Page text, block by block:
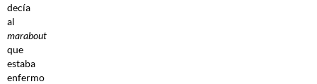
decía
al
marabout
que
estaba
enfermo